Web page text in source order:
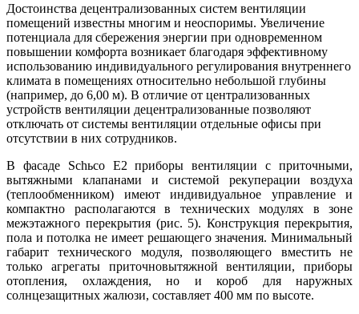
Достоинства децентрализованных систем вентиляции
помещений известны многим и неоспоримы. Увеличение
потенциала для сбережения энергии при одновременном
повышении комфорта возникает благодаря эффективному
использованию индивидуального регулирования внутреннего
климата в помещениях относительно небольшой глубины
(например, до 6,00 м). В отличие от централизованных
устройств вентиляции децентрализованные позволяют
отключать от системы вентиляции отдельные офисы при
отсутствии в них сотрудников.
В фасаде Schьco Е2 приборы вентиляции с приточными,
вытяжными клапанами и системой рекуперации воздуха
(теплообменником) имеют индивидуальное управление и
компактно располагаются в технических модулях в зоне
межэтажного перекрытия (рис. 5). Конструкция перекрытия,
пола и потолка не имеет решающего значения. Минимальный
габарит технического модуля, позволяющего вместить не
только агрегаты приточновытяжной вентиляции, приборы
отопления, охлаждения, но и короб для наружных
солнцезащитных жалюзи, составляет 400 мм по высоте.